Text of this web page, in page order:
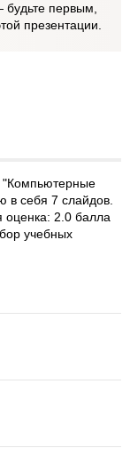
первым,
презентации.
"Компьютерные
себя 7 слайдов.
2.0 балла
учебных